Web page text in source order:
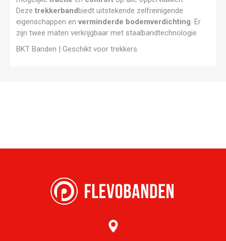
Dezetrekkerbandbiedt uitstekende zelfreinigende
eigenschappen enverminderde bodemverdichting. Er
zijn twee maten verkrijgbaar met staalbandtechnologie.
BKT Banden | Geschikt voor trekkers.